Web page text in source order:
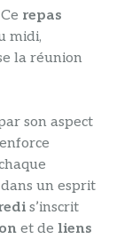
repas
midi,
la réunion
son aspect
un esprit
s’inscrit
et de liens